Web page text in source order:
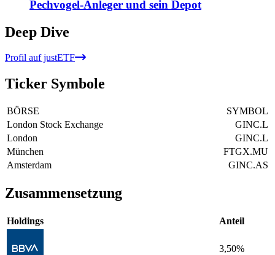
Pechvogel-Anleger und sein Depot
Deep Dive
Profil auf justETF
Ticker Symbole
BÖRSE
SYMBOL
London Stock Exchange
GINC.L
London
GINC.L
München
FTGX.MU
Amsterdam
GINC.AS
Zusammensetzung
Holdings Anteil
3,50%